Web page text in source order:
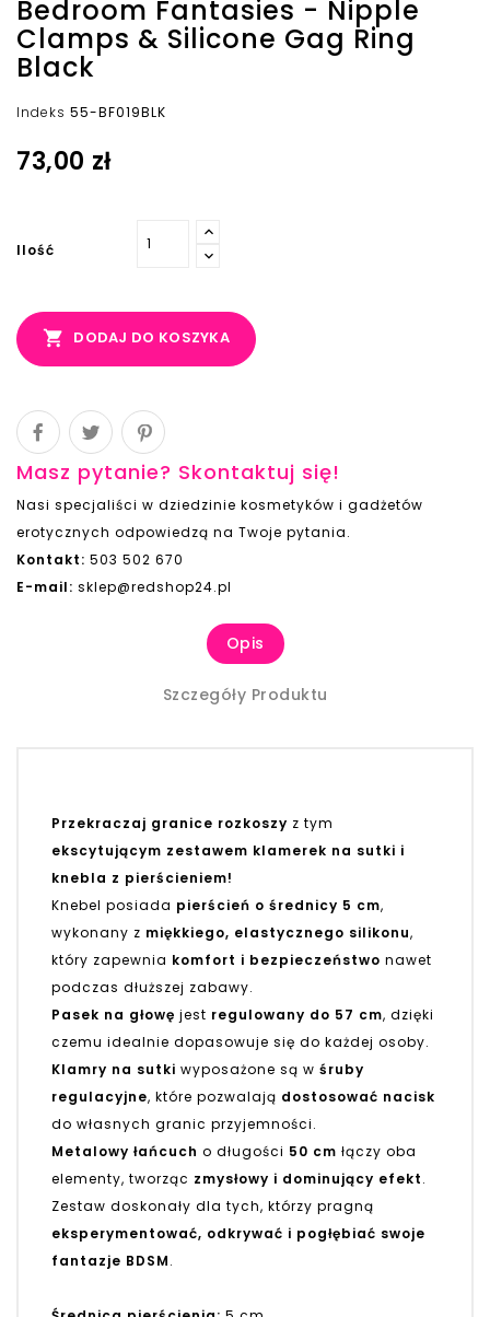
Bedroom Fantasies - Nipple
Clamps & Silicone Gag Ring
Black
Indeks 55-BF019BLK
73,00 zł
Ilość
 DODAJ DO KOSZYKA
Masz pytanie? Skontaktuj się!
Nasi specjaliści w dziedzinie kosmetyków i gadżetów
erotycznych odpowiedzą na Twoje pytania.
Kontakt: 503 502 670
E-mail: sklep@redshop24.pl
Opis
Szczegóły Produktu
Przekraczaj granice rozkoszy z tym
ekscytującym zestawem klamerek na sutki i
knebla z pierścieniem!
Knebel posiada pierścień o średnicy 5 cm,
wykonany z miękkiego, elastycznego silikonu,
który zapewnia komfort i bezpieczeństwo nawet
podczas dłuższej zabawy.
Pasek na głowę jest regulowany do 57 cm, dzięki
czemu idealnie dopasowuje się do każdej osoby.
Klamry na sutki wyposażone są w śruby
regulacyjne, które pozwalają dostosować nacisk
do własnych granic przyjemności.
Metalowy łańcuch o długości 50 cm łączy oba
elementy, tworząc zmysłowy i dominujący efekt.
Zestaw doskonały dla tych, którzy pragną
eksperymentować, odkrywać i pogłębiać swoje
fantazje BDSM.